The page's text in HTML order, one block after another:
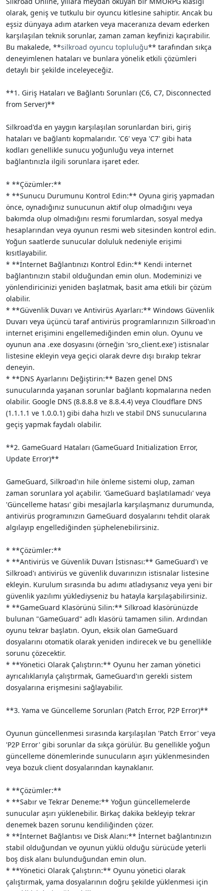
i
olarak, geniş ve tutkulu bir oyuncu kitlesine sahiptir. Ancak bu
eşsiz dünyaya adım atarken veya maceranıza devam ederken
karşılaşılan teknik sorunlar, zaman zaman keyfinizi kaçırabilir.
Bu makalede, **silkroad oyuncu topluluğu** tarafından sıkça
deneyimlenen hataları ve bunlara yönelik etkili çözümleri
detaylı bir şekilde inceleyeceğiz.
**1. Giriş Hataları ve Bağlantı Sorunları (C6, C7, Disconnected
from Server)**
Silkroad'da en yaygın karşılaşılan sorunlardan biri, giriş
hataları ve bağlantı kopmalarıdır. 'C6' veya 'C7' gibi hata
kodları genellikle sunucu yoğunluğu veya internet
bağlantınızla ilgili sorunlara işaret eder.
* **Çözümler:**
* **Sunucu Durumunu Kontrol Edin:** Oyuna giriş yapmadan
önce, oynadığınız sunucunun aktif olup olmadığını veya
bakımda olup olmadığını resmi forumlardan, sosyal medya
hesaplarından veya oyunun resmi web sitesinden kontrol edin.
Yoğun saatlerde sunucular doluluk nedeniyle erişimi
kısıtlayabilir.
* **İnternet Bağlantınızı Kontrol Edin:** Kendi internet
bağlantınızın stabil olduğundan emin olun. Modeminizi ve
yönlendiricinizi yeniden başlatmak, basit ama etkili bir çözüm
olabilir.
* **Güvenlik Duvarı ve Antivirüs Ayarları:** Windows Güvenlik
Duvarı veya üçüncü taraf antivirüs programlarınızın Silkroad'ın
internet erişimini engellemediğinden emin olun. Oyunu ve
oyunun ana .exe dosyasını (örneğin 'sro_client.exe') istisnalar
listesine ekleyin veya geçici olarak devre dışı bırakıp tekrar
deneyin.
* **DNS Ayarlarını Değiştirin:** Bazen genel DNS
sunucularında yaşanan sorunlar bağlantı kopmalarına neden
olabilir. Google DNS (8.8.8.8 ve 8.8.4.4) veya Cloudflare DNS
(1.1.1.1 ve 1.0.0.1) gibi daha hızlı ve stabil DNS sunucularına
geçiş yapmak faydalı olabilir.
**2. GameGuard Hataları (GameGuard Initialization Error,
Update Error)**
GameGuard, Silkroad'ın hile önleme sistemi olup, zaman
zaman sorunlara yol açabilir. 'GameGuard başlatılamadı' veya
'Güncelleme hatası' gibi mesajlarla karşılaşmanız durumunda,
antivirüs programınızın GameGuard dosyalarını tehdit olarak
algılayıp engellediğinden şüphelenebilirsiniz.
* **Çözümler:**
* **Antivirüs ve Güvenlik Duvarı İstisnası:** GameGuard'ı ve
Silkroad'ı antivirüs ve güvenlik duvarınızın istisnalar listesine
ekleyin. Kurulum sırasında bu adımı atladıysanız veya yeni bir
güvenlik yazılımı yüklediyseniz bu hatayla karşılaşabilirsiniz.
* **GameGuard Klasörünü Silin:** Silkroad klasörünüzde
bulunan "GameGuard" adlı klasörü tamamen silin. Ardından
oyunu tekrar başlatın. Oyun, eksik olan GameGuard
dosyalarını otomatik olarak yeniden indirecek ve bu genellikle
sorunu çözecektir.
* **Yönetici Olarak Çalıştırın:** Oyunu her zaman yönetici
ayrıcalıklarıyla çalıştırmak, GameGuard'ın gerekli sistem
dosyalarına erişmesini sağlayabilir.
**3. Yama ve Güncelleme Sorunları (Patch Error, P2P Error)**
Oyunun güncellenmesi sırasında karşılaşılan 'Patch Error' veya
'P2P Error' gibi sorunlar da sıkça görülür. Bu genellikle yoğun
güncelleme dönemlerinde sunucuların aşırı yüklenmesinden
veya bozuk client dosyalarından kaynaklanır.
* **Çözümler:**
* **Sabır ve Tekrar Deneme:** Yoğun güncellemelerde
sunucular aşırı yüklenebilir. Birkaç dakika bekleyip tekrar
denemek bazen sorunu kendiliğinden çözer.
* **İnternet Bağlantısı ve Disk Alanı:** İnternet bağlantınızın
stabil olduğundan ve oyunun yüklü olduğu sürücüde yeterli
boş disk alanı bulunduğundan emin olun.
* **Yönetici Olarak Çalıştırın:** Oyunu yönetici olarak
çalıştırmak, yama dosyalarının doğru şekilde yüklenmesi için